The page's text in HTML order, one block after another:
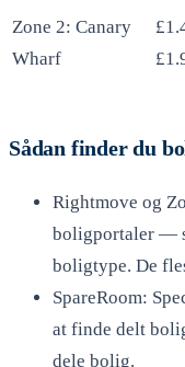
Zone 2: Canary
Wharf
Sådan finder du
Rightmove og
boligportaler —
boligtype. De
SpareRoom:
at finde delt
dele bolig.